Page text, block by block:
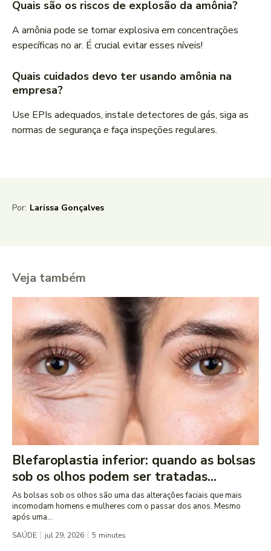
Quais são os riscos de explosão da amônia?
A amônia pode se tornar explosiva em concentrações
específicas no ar. É crucial evitar esses níveis!
Quais cuidados devo ter usando amônia na
empresa?
Use EPIs adequados, instale detectores de gás, siga as
normas de segurança e faça inspeções regulares.
Por: Larissa Gonçalves
Veja também
Blefaroplastia inferior: quando as bolsas
sob os olhos podem ser tratadas...
As bolsas sob os olhos são uma das alterações faciais que mais
incomodam homens e mulheres com o passar dos anos. Mesmo
após uma...
SAÚDE jul 29, 2026 5 minutes